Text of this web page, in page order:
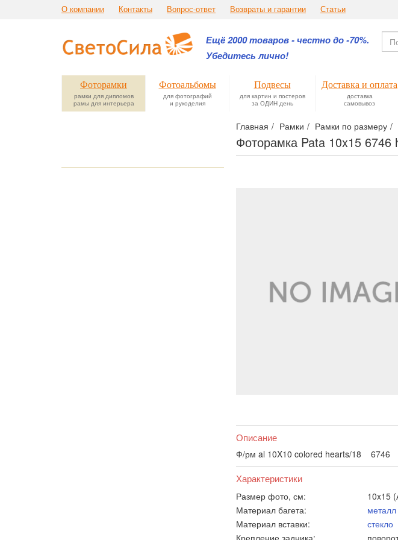
О компании Контакты Вопрос-ответ Возвраты и гарантии Статьи
Ещё 2000 товаров - честно до -70%.
Убедитесь лично!
Фоторамки
рамки для дипломов
рамы для интерьера
Фотоальбомы
для фотографий
и рукоделия
Подвесы
для картин и постеров
за ОДИН день
Доставка и оплата
доставка
самовывоз
Главная Рамки Рамки по размеру
Фоторамка Pata 10x15 6746
Описание
Ф/рм al 10X10 colored hearts/18 6746
Характеристики
Размер фото, см:
10x15
Материал багета:
металл
Материал вставки:
стекло
Крепление задника: